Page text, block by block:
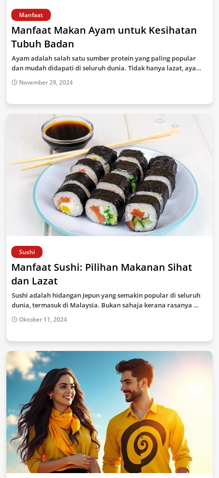
Manfaat
Manfaat Makan Ayam untuk Kesihatan
Tubuh Badan
Ayam adalah salah satu sumber protein yang paling popular
dan mudah didapati di seluruh dunia. Tidak hanya lazat, aya…
November 29, 2024
Sushi
Manfaat Sushi: Pilihan Makanan Sihat
dan Lazat
Sushi adalah hidangan Jepun yang semakin popular di seluruh
dunia, termasuk di Malaysia. Bukan sahaja kerana rasanya …
Oktober 11, 2024